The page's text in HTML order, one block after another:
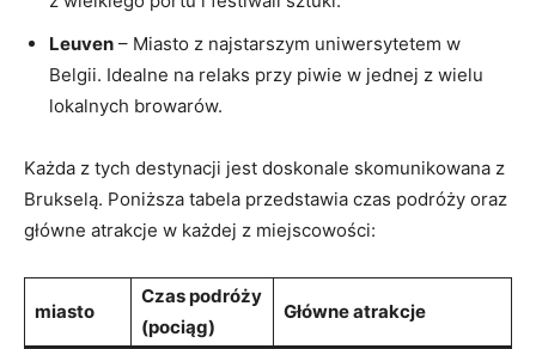
Leuven – Miasto z najstarszym ​uniwersytetem w
Belgii. Idealne na relaks przy piwie w jednej z wielu
lokalnych browarów.
Każda z⁣ tych destynacji jest doskonale skomunikowana ⁤z
Brukselą. Poniższa ⁣tabela przedstawia czas podróży⁢ oraz
główne atrakcje ‌w każdej ‍z miejscowości:
miasto
Czas podróży
(pociąg)
Główne⁣ atrakcje